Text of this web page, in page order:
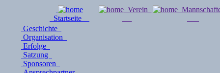
Startseite
Verein
Geschichte
Organisation
Erfolge
Satzung
Sponsoren